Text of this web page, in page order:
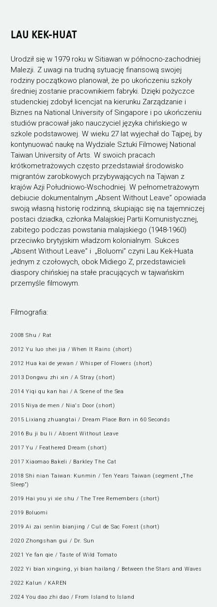
LAU KEK-HUAT
Urodził się w 1979 roku w Sitiawan w północno-zachodniej
Malezji. Z uwagi na trudną sytuację finansową swojej
rodziny początkowo planował, że po ukończeniu szkoły
średniej zostanie pracownikiem fabryki. Dzięki pożyczce
studenckiej zdobył licencjat na kierunku Zarządzanie i
Biznes na National University of Singapore i po ukończeniu
studiów pracował jako nauczyciel języka chińskiego w
szkole podstawowej. W wieku 27 lat wyjechał do Tajpej, by
kontynuować naukę na Wydziale Sztuki Filmowej National
Taiwan University of Arts. W swoich pracach
krótkometrażowych często przedstawiał środowisko
migrantów zarobkowych przybywających na Tajwan z
krajów Azji Południowo-Wschodniej. W pełnometrażowym
debiucie dokumentalnym „Absent Without Leave” opowiada
swoją własną historię rodzinną, skupiając się na tajemniczej
postaci dziadka, członka Malajskiej Partii Komunistycznej,
zabitego podczas powstania malajskiego (1948-1960)
przeciwko brytyjskim władzom kolonialnym. Sukces
„Absent Without Leave” i „Boluomi” czyni Lau Kek-Huata
jednym z czołowych, obok Midiego Z, przedstawicieli
diaspory chińskiej na stałe pracujących w tajwańskim
przemyśle filmowym.
Filmografia:
2008 Shu / Rat
2012 Yu luo shei jia / When It Rains (short)
2012 Hua kai de yewan / Whisper of Flowers (short)
2013 Dongwu zhi xin / A Stray (short)
2014 Yiqi qu kan hai / A Scene of the Sea
2015 Niya de men / Nia's Door (short)
2015 Lixiang zhuangtai / Dream Place Born in 60 Seconds
2016 Bu ji bu li / Absent Without Leave
2017 Yu / Feathered Dream (short)
2017 Xiaomao Bakeli / Barkley The Cat
2018 Shi nian Taiwan: Kunmin / Ten Years Taiwan (segment „The
Sleep”)
2019 Hai you yi xie shu / The Tree Remembers (short)
2019 Boluomi
2019 Ai zai senlin bianjing / Cul de Sac Forest (short)
2020 Zhongshan gui / Dr. Sun
2021 Ye fan qie / Taste of Wild Tomato
2022 Yi bian xingxing, yi bian hailang / Between the Stars and Waves
2022 Kalun / KAREN
2024 You dao zhi dao / From Island to Island